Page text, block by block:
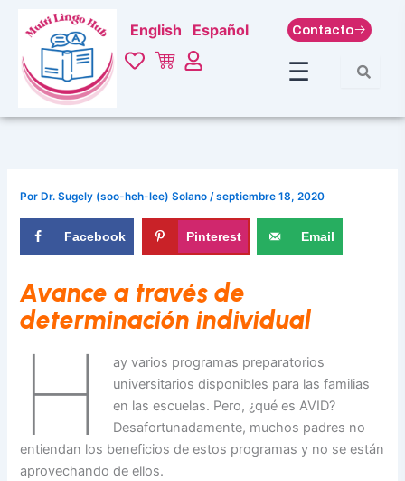
contenido
English Español Contacto
☰
Por Dr. Sugely (soo-heh-lee) Solano/septiembre 18, 2020
Facebook Pinterest Email
Avance a través de
determinación individual
H
ay varios programas preparatorios
universitarios disponibles para las familias
en las escuelas. Pero, ¿qué es AVID?
Desafortunadamente, muchos padres no
entiendan los beneficios de estos programas y no se están
aprovechando de ellos.